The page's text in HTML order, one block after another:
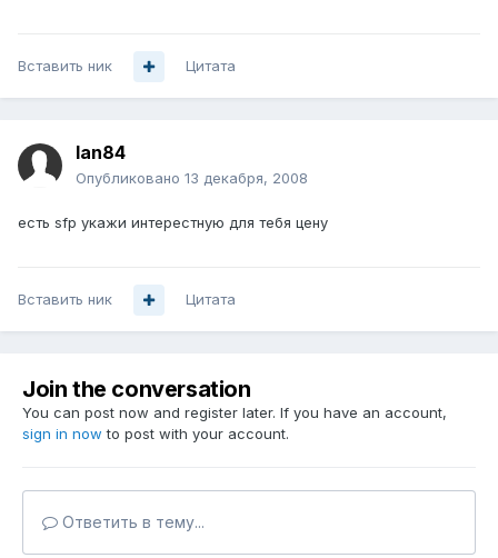
Вставить ник Цитата
lan84
Опубликовано 13 декабря, 2008
есть sfp укажи интерестную для тебя цену
Вставить ник Цитата
Join the conversation
You can post now and register later. If you have an account,
sign in now to post with your account.
Ответить в тему...